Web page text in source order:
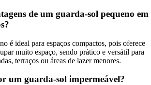
de um guarda-sol pequeno em
é ideal para espaços compactos, pois oferece
muito espaço, sendo prático e versátil para
terraços ou áreas de lazer menores.
um guarda-sol impermeável?